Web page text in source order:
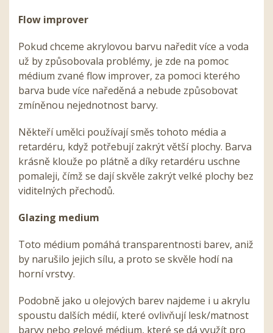
Flow improver
Pokud chceme akrylovou barvu naředit více a voda
už by způsobovala problémy, je zde na pomoc
médium zvané flow improver, za pomoci kterého
barva bude více naředěná a nebude způsobovat
zmíněnou nejednotnost barvy.
Někteří umělci používají směs tohoto média a
retardéru, když potřebují zakrýt větší plochy. Barva
krásně klouže po plátně a díky retardéru uschne
pomaleji, čímž se dají skvěle zakrýt velké plochy bez
viditelných přechodů.
Glazing medium
Toto médium pomáhá transparentnosti barev, aniž
by narušilo jejich sílu, a proto se skvěle hodí na
horní vrstvy.
Podobně jako u olejových barev najdeme i u akrylu
spoustu dalších médií, které ovlivňují lesk/matnost
barvy nebo gelové médium, které se dá využít pro